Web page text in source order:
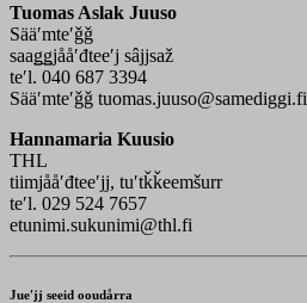
Tuomas Aslak Juuso
Sääʹmteʹǧǧ
saaǥǥjååʹđteeʹj sâjjsaž
teʹl. 040 687 3394
Sääʹmteʹǧǧ tuomas.juuso@samediggi.fi
Hannamaria Kuusio
THL
tiimjååʹđteeʹjj, tuʹtǩǩeemšurr
teʹl. 029 524 7657
etunimi.sukunimi@thl.fi
Jueʹjj seeid ooudårra